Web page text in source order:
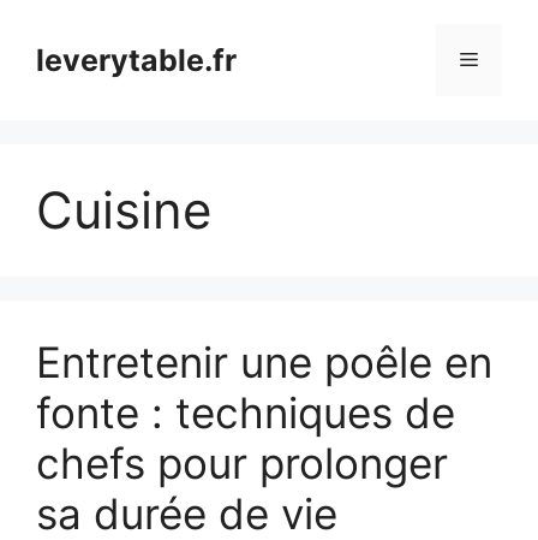
contenuleverytable.fr Menu
Cuisine
Entretenir une poêle en
fonte : techniques de
chefs pour prolonger
sa durée de vie